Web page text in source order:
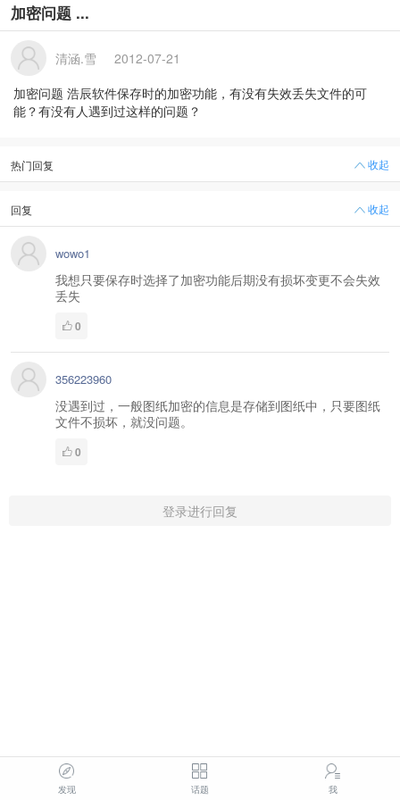
加密问题 ...
清涵.雪
2012-07-21
加密问题 浩辰软件保存时的加密功能，有没有失效丢失文件的可
能？有没有人遇到过这样的问题？
热门回复 收起
回复 收起
wowo1
我想只要保存时选择了加密功能后期没有损坏变更不会失效
丢失
0
356223960
没遇到过，一般图纸加密的信息是存储到图纸中，只要图纸
文件不损坏，就没问题。
0
登录进行回复
发现 话题 我